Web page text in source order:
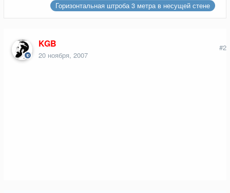
Горизонтальная штроба 3 метра в несущей стене
KGB
20 ноября, 2007
#2